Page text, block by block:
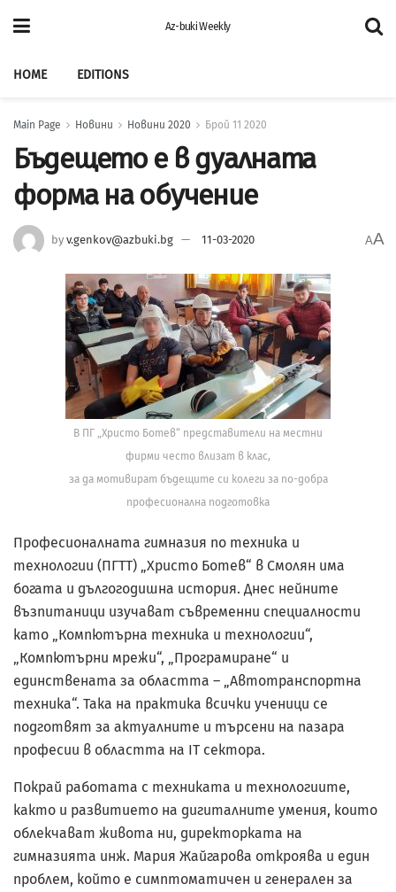
Az-buki Weekly
HOME EDITIONS
Main Page Новини Новини 2020 Брой 11 2020
Бъдещето е в дуалната
форма на обучение
by v.genkov@azbuki.bg 11-03-2020 AA
В ПГ „Христо Ботев“ представители на местни
фирми често влизат в клас,
за да мотивират бъдещите си колеги за по-добра
професионална подготовка
Професионалната гимназия по техника и
технологии (ПГТТ) „Христо Ботев“ в Смолян има
богата и дългогодишна история. Днес нейните
възпитаници изучават съвременни специалности
като „Компютърна техника и технологии“,
„Компютърни мрежи“, „Програмиране“ и
единствената за областта – „Автотранспортна
техника“. Така на практика всички ученици се
подготвят за актуалните и търсени на пазара
професии в областта на IT сектора.
Покрай работата с техниката и технологиите,
както и развитието на дигиталните умения, които
облекчават живота ни, директорката на
гимназията инж. Мария Жайгарова откроява и един
проблем, който е симптоматичен и генерален за